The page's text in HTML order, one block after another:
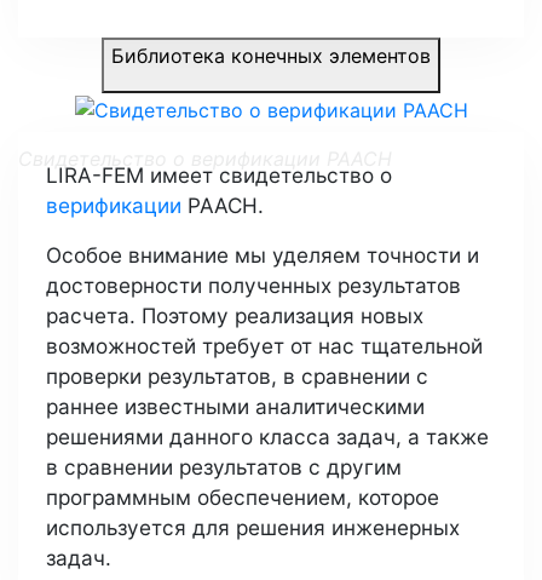
Библиотека конечных элементов
LIRA-FEM имеет свидетельство о
верификации РААСН.
Особое внимание мы уделяем точности и
достоверности полученных результатов
расчета. Поэтому реализация новых
возможностей требует от нас тщательной
проверки результатов, в сравнении с
раннее известными аналитическими
решениями данного класса задач, а также
в сравнении результатов с другим
программным обеспечением, которое
используется для решения инженерных
задач.
Триангуляция. Построение
конечноэлементных сеток